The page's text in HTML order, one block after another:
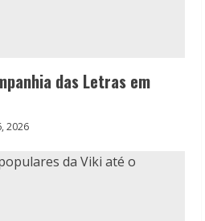
das Letras em
2026